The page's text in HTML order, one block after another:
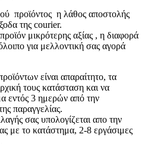
προϊόντος η λάθος αποστολής
της courier.
μικρότερης αξίας , η διαφορά
για μελλοντική σας αγορά
είναι απαραίτητο, τα
τους κατάσταση και να
εντός 3 ημερών από την
παραγγελίας.
σας υπολογίζεται απο την
με το κατάστημα, 2-8 εργάσιμες